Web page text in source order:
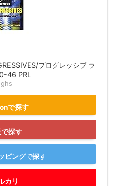
プログレッシブ ラ
46 PRL
ghs
で探す
で探す
ピングで探す
カリ